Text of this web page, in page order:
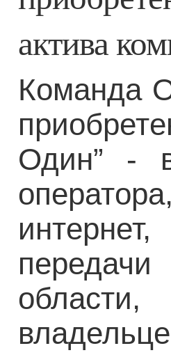
актива
Команда
Один” -